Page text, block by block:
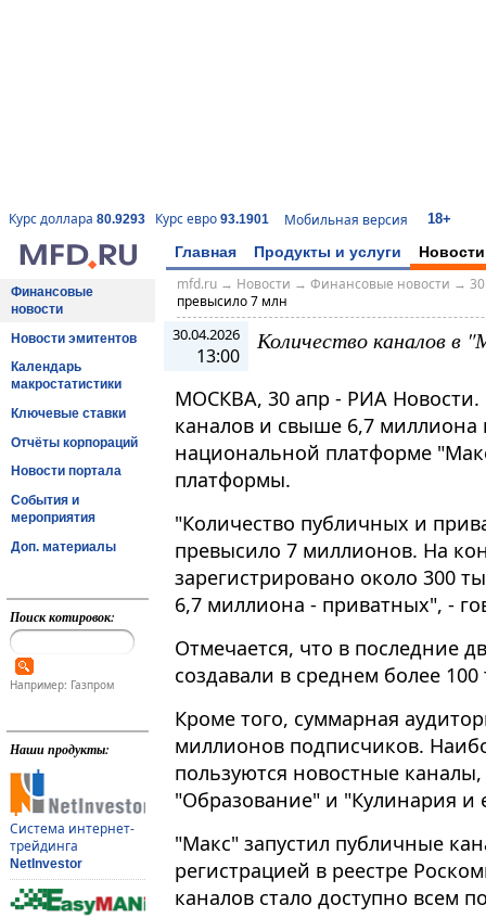
Курс доллара 80.9293 Курс евро 93.1901 Мобильная версия 18+
Главная Продукты и услуги Новости
Финансовые
новости
Новости эмитентов
Календарь
макростатистики
Ключевые ставки
Отчёты корпораций
Новости портала
События и
мероприятия
Доп. материалы
Поиск котировок:
Например: Газпром
Наши продукты:
Система интернет-
трейдинга
NetInvestor
mfd.ru→ Новости → Финансовые новости →
превысило 7 млн
30.04.2026
13:00
Количество каналов в
МОСКВА, 30 апр - РИА Новости.
каналов и свыше 6,7 миллиона
национальной платформе
платформы.
"Количество публичных и
превысило 7 миллионов​​​. На
зарегистрировано около 300
6,7 миллиона - приватных", -
Отмечается, что в последние
создавали в среднем более
Кроме того, суммарная
миллионов подписчиков.
пользуются новостные
"Образование" и "Кулинария и
"Макс" запустил публичные
регистрацией в реестре
каналов стало доступно всем